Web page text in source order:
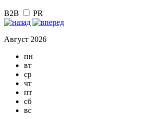
B2B PR
Август 2026
пн
вт
ср
чт
пт
сб
вс